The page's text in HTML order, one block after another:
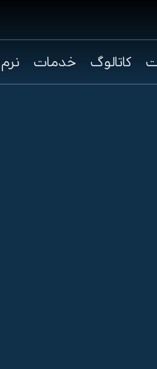
کاتالوگ خدمات